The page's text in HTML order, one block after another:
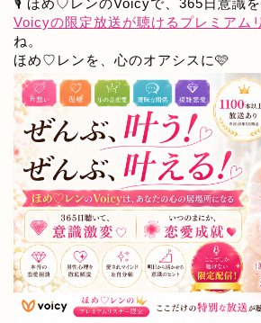
Voicyの限定放送が聴けるプレミアム
ね。
ほめ♡レンを、心のオアシスに🩷